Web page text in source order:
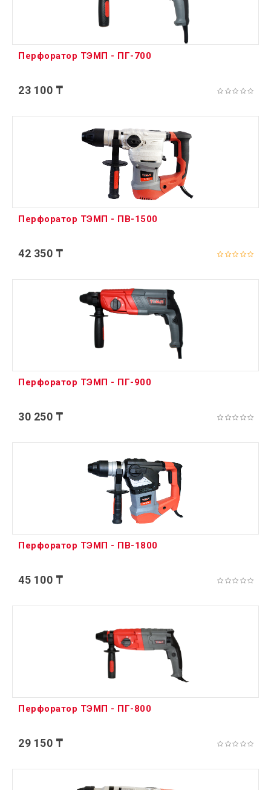
Перфоратор ТЭМП - ПГ-700
23 100 ₸
Перфоратор ТЭМП - ПВ-1500
42 350 ₸
Перфоратор ТЭМП - ПГ-900
30 250 ₸
Перфоратор ТЭМП - ПВ-1800
45 100 ₸
Перфоратор ТЭМП - ПГ-800
29 150 ₸